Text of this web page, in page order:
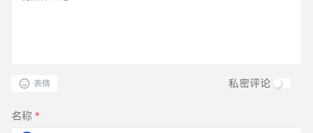
表情 私密评论
名称 *